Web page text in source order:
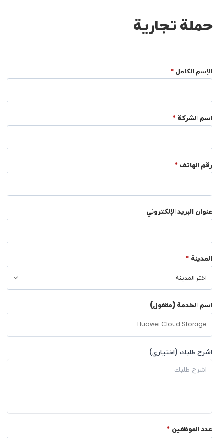
حملة تجارية
الإسم الكامل *
اسم الشركة *
رقم الهاتف *
عنوان البريد الإلكتروني
المدينة *
اسم الخدمة (مقفول)
اشرح طلبك (اختياري)
عدد الموظفين *